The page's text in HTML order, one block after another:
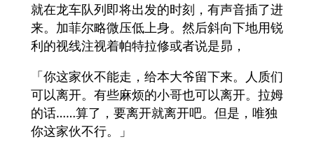
就在龙车队列即将出发的时刻，有声音插了进
来。加菲尔略微压低上身。然后斜向下地用锐
利的视线注视着帕特拉修或者说是昴，
「你这家伙不能走，给本大爷留下来。人质们
可以离开。有些麻烦的小哥也可以离开。拉姆
的话……算了，要离开就离开吧。但是，唯独
你这家伙不行。」